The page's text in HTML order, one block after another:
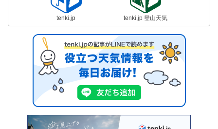
tenki.jp tenki.jp 登山天気